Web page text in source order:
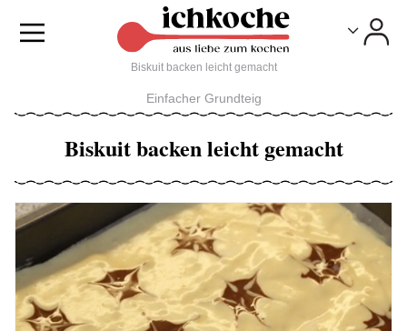
Biskuit backen leicht gemacht
Einfacher Grundteig
Biskuit backen leicht gemacht